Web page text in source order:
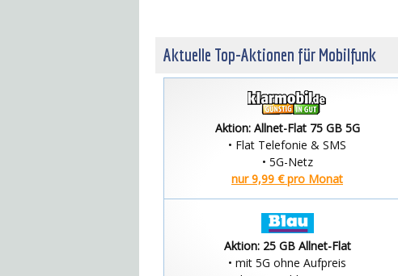
Aktuelle Top-Aktionen für Mobilfunk
Aktion: Allnet-Flat 75 GB 5G
• Flat Telefonie & SMS
• 5G-Netz
nur 9,99 € pro Monat
Aktion: 25 GB Allnet-Flat
• mit 5G ohne Aufpreis